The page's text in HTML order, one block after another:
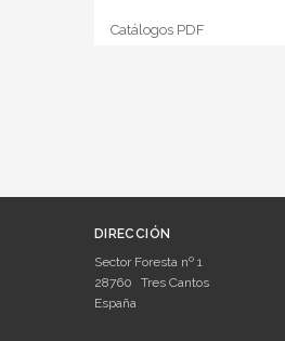
Catálogos PDF
DIRECCIÓN
Sector Foresta nº 1
28760
Tres Cantos
España